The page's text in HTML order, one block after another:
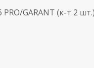
GARANT (к-т 2